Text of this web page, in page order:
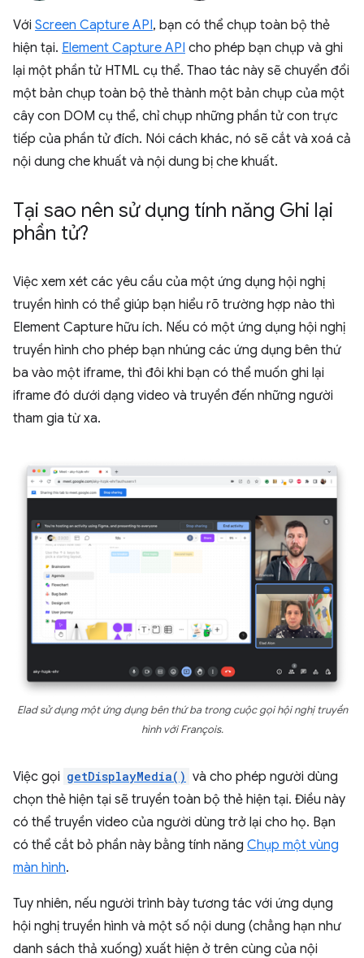
Với Screen Capture API, bạn có thể chụp toàn bộ thẻ
hiện tại. Element Capture API cho phép bạn chụp và ghi
lại một phần tử HTML cụ thể. Thao tác này sẽ chuyển đổi
một bản chụp toàn bộ thẻ thành một bản chụp của một
cây con DOM cụ thể, chỉ chụp những phần tử con trực
tiếp của phần tử đích. Nói cách khác, nó sẽ cắt và xoá cả
nội dung che khuất và nội dung bị che khuất.
Tại sao nên sử dụng tính năng Ghi lại
phần tử?
Việc xem xét các yêu cầu của một ứng dụng hội nghị
truyền hình có thể giúp bạn hiểu rõ trường hợp nào thì
Element Capture hữu ích. Nếu có một ứng dụng hội nghị
truyền hình cho phép bạn nhúng các ứng dụng bên thứ
ba vào một iframe, thì đôi khi bạn có thể muốn ghi lại
iframe đó dưới dạng video và truyền đến những người
tham gia từ xa.
Elad sử dụng một ứng dụng bên thứ ba trong cuộc gọi hội nghị truyền
hình với François.
Việc gọi getDisplayMedia() và cho phép người dùng
chọn thẻ hiện tại sẽ truyền toàn bộ thẻ hiện tại. Điều này
có thể truyền video của người dùng trở lại cho họ. Bạn
có thể cắt bỏ phần này bằng tính năng Chụp một vùng
màn hình.
Tuy nhiên, nếu người trình bày tương tác với ứng dụng
hội nghị truyền hình và một số nội dung (chẳng hạn như
danh sách thả xuống) xuất hiện ở trên cùng của nội